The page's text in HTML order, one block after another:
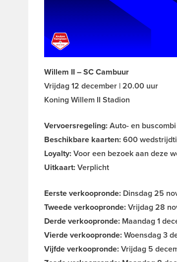
Willem II – SC Cambuur
Vrijdag 12 december | 20.00 uur
Koning Willem II Stadion
Vervoersregeling:Auto- en buscombi
Beschikbare kaarten:600
Loyalty:Voor een bezoek aan deze
Uitkaart:Verplicht
Eerste verkoopronde: Dinsdag 25
Tweede verkoopronde:Vrijdag 28
Derde verkoopronde: Maandag 1
Vierde verkoopronde:Woensdag 3
Vijfde verkoopronde:Vrijdag 5